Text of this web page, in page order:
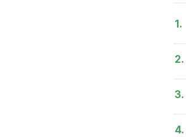
1.
2.
3.
4.